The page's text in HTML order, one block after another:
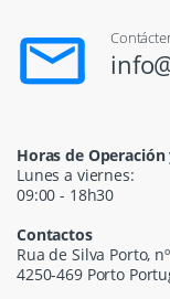
Horas de
Lunes a viernes:
09:00 - 18h30
Contactos
Rua de Silva Porto,
4250-469 Porto